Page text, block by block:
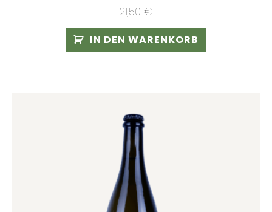
21,50 €
IN DEN WARENKORB